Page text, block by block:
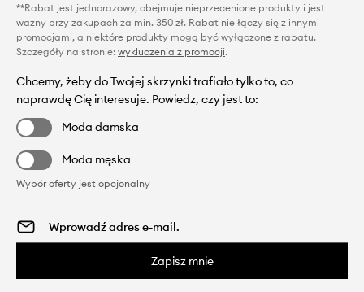
**Rabat jest jednorazowy, obejmuje nieprzecenione produkty i jest
ważny przy zakupach za min. 350 zł. Rabat nie łączy się z innymi
promocjami, a niektóre produkty mogą być wyłączone z rabatu.
Szczegóły na stronie: wykluczenia z promocji.
Chcemy, żeby do Twojej skrzynki trafiało tylko to, co
naprawdę Cię interesuje. Powiedz, czy jest to:
Moda damska
Moda męska
Wybór oferty jest opcjonalny
Zapisz mnie